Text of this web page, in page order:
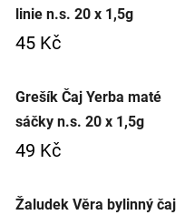
linie n.s. 20 x 1,5g
45 Kč
Grešík Čaj Yerba maté
sáčky n.s. 20 x 1,5g
49 Kč
Žaludek Věra bylinný čaj